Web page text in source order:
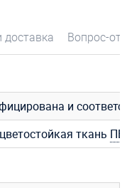
доставка Вопрос-
и
ткань